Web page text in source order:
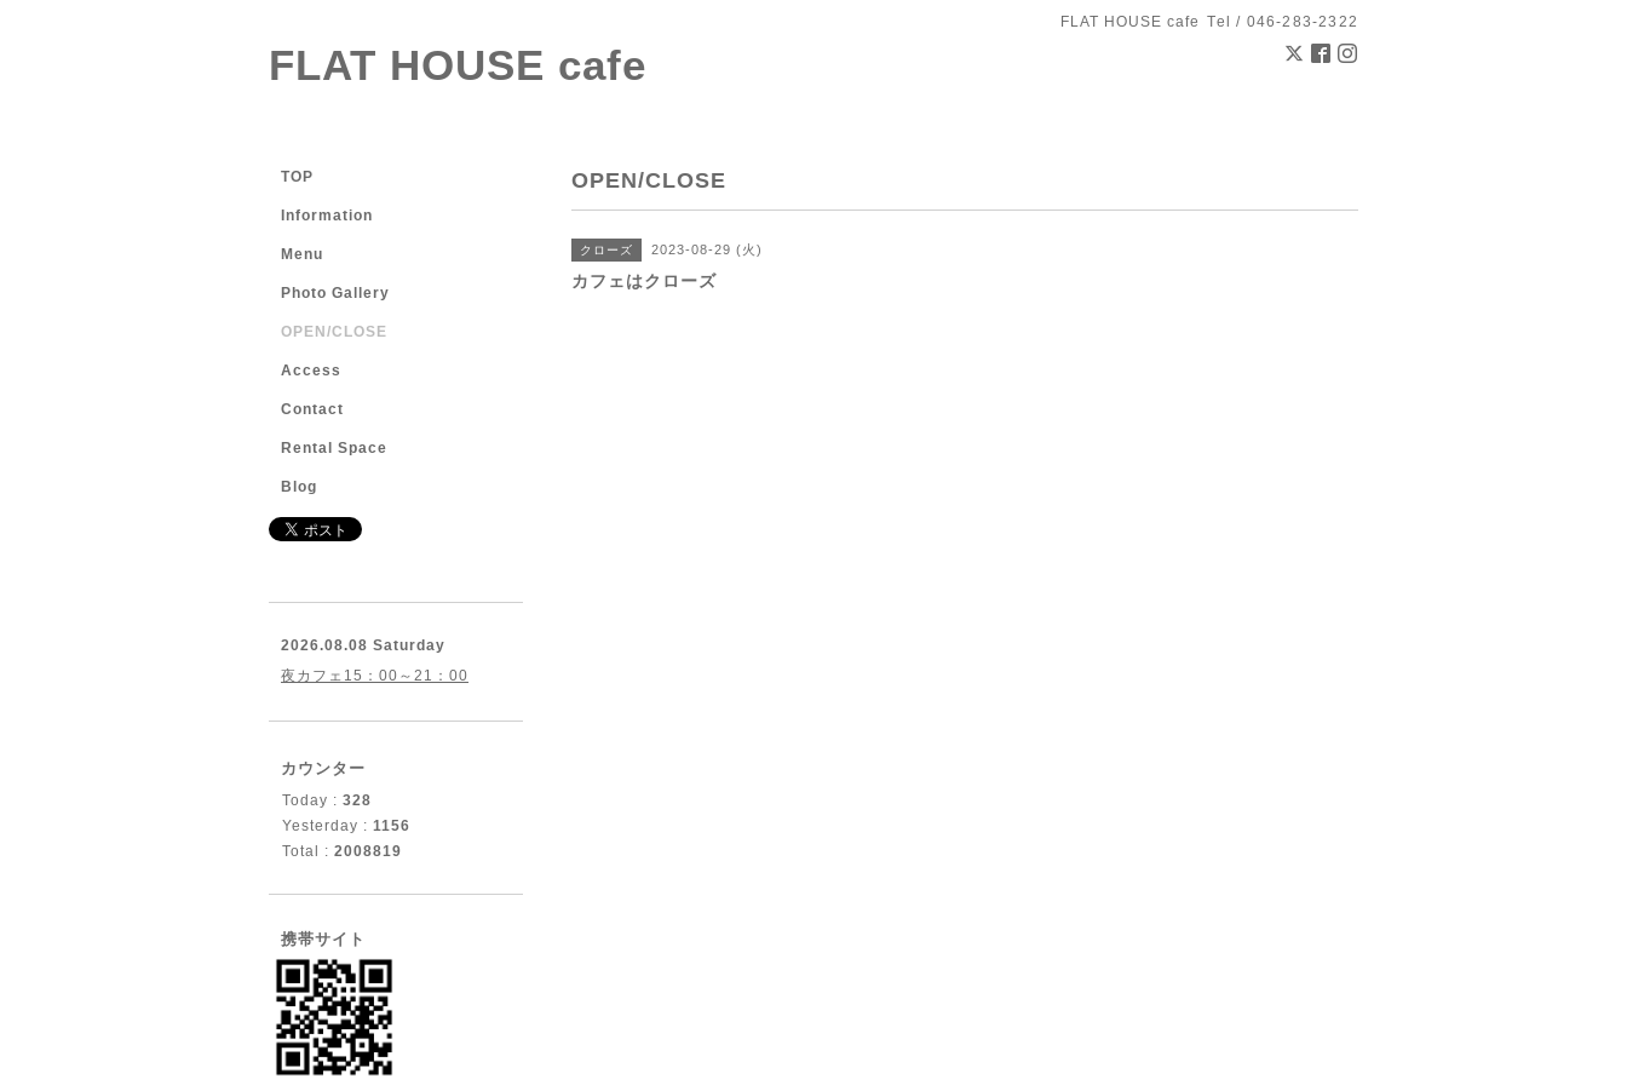
FLAT HOUSE cafe Tel / 046-283-2322
FLAT HOUSE cafe
OPEN/CLOSE
クローズ 2023-08-29 (火)
カフェはクローズ
TOP
Information
Menu
Photo Gallery
OPEN/CLOSE
Access
Contact
Rental Space
Blog
2026.08.08 Saturday
夜カフェ15：00～21：00
カウンター
Today : 328
Yesterday : 1156
Total : 2008819
携帯サイト